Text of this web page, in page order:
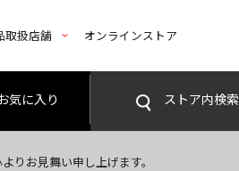
取扱店舗 オンラインストア
気に入り ストア内検索
りお見舞い申し上げます。